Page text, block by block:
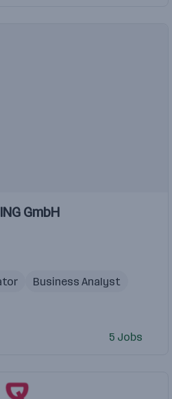
GmbH
Business Analyst
5 Jobs